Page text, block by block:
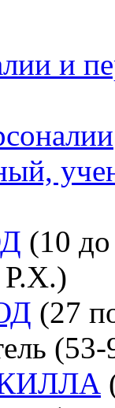
и
(10
Р.Х.)
(27